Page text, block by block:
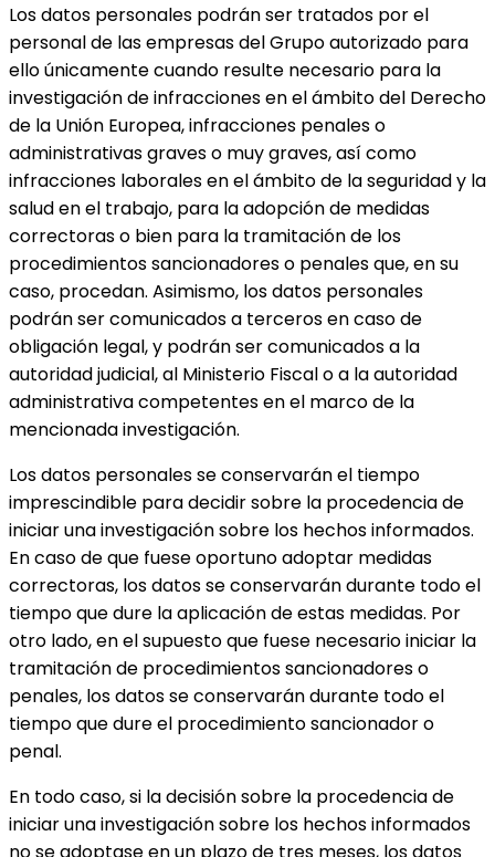
Los datos personales podrán ser tratados por el
personal de las empresas del Grupo autorizado para
ello únicamente cuando resulte necesario para la
investigación de infracciones en el ámbito del Derecho
de la Unión Europea, infracciones penales o
administrativas graves o muy graves, así como
infracciones laborales en el ámbito de la seguridad y la
salud en el trabajo, para la adopción de medidas
correctoras o bien para la tramitación de los
procedimientos sancionadores o penales que, en su
caso, procedan. Asimismo, los datos personales
podrán ser comunicados a terceros en caso de
obligación legal, y podrán ser comunicados a la
autoridad judicial, al Ministerio Fiscal o a la autoridad
administrativa competentes en el marco de la
mencionada investigación.
Los datos personales se conservarán el tiempo
imprescindible para decidir sobre la procedencia de
iniciar una investigación sobre los hechos informados.
En caso de que fuese oportuno adoptar medidas
correctoras, los datos se conservarán durante todo el
tiempo que dure la aplicación de estas medidas. Por
otro lado, en el supuesto que fuese necesario iniciar la
tramitación de procedimientos sancionadores o
penales, los datos se conservarán durante todo el
tiempo que dure el procedimiento sancionador o
penal.
En todo caso, si la decisión sobre la procedencia de
iniciar una investigación sobre los hechos informados
no se adoptase en un plazo de tres meses, los datos